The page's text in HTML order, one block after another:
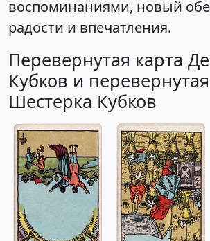
воспоминаниями, новый
радости и впечатления.
Перевернутая карта
Кубков и
Шестерка Кубков